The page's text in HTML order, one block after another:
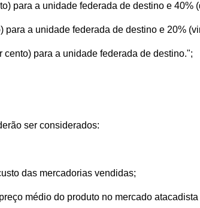
para a unidade federada de destino e
para a unidade federada de destino e 20%
cento) para a unidade federada de destino.";
ser considerados:
das mercadorias vendidas;
médio do produto no mercado